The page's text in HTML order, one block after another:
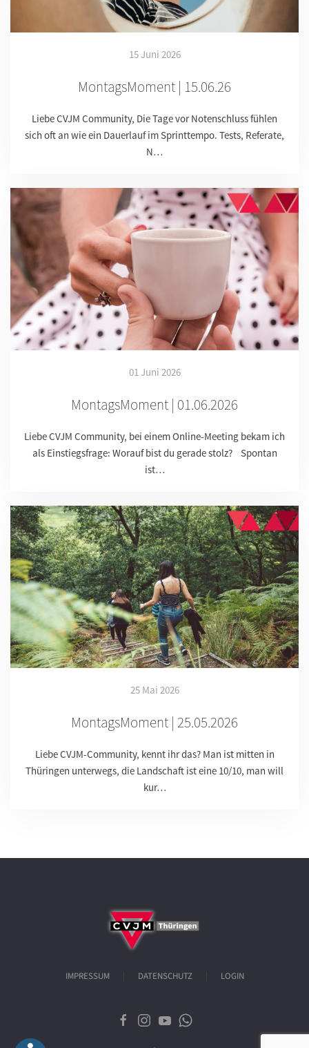
15 Juni 2026
MontagsMoment | 15.06.26
Liebe CVJM Community, Die Tage vor Notenschluss fühlen
sich oft an wie ein Dauerlauf im Sprinttempo. Tests, Referate,
N…
01 Juni 2026
MontagsMoment | 01.06.2026
Liebe CVJM Community, bei einem Online-Meeting bekam ich
als Einstiegsfrage: Worauf bist du gerade stolz? Spontan
ist…
25 Mai 2026
MontagsMoment | 25.05.2026
Liebe CVJM-Community, kennt ihr das? Man ist mitten in
Thüringen unterwegs, die Landschaft ist eine 10/10, man will
kur…
IMPRESSUM DATENSCHUTZ LOGIN